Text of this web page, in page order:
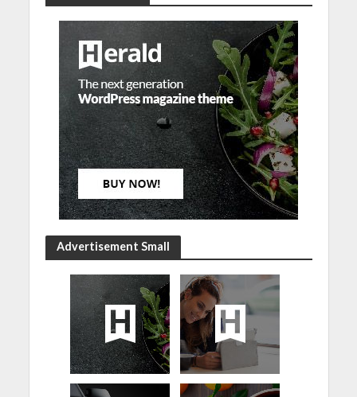
Advertisement Small